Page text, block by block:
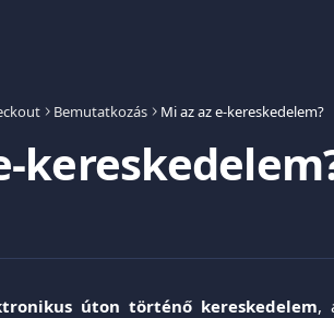
Bemutatkozás Mi az az e-kereskedelem?
úton történő kereskedelem,